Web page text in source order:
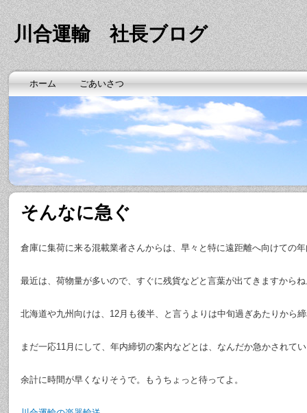
川合運輸 社長ブログ
ホーム ごあいさつ
そんなに急ぐ
倉庫に集荷に来る混載業者さんからは、早々と特に遠距離へ向けての
最近は、荷物量が多いので、すぐに残貨などと言葉が出てきますから
北海道や九州向けは、12月も後半、と言うよりは中旬過ぎあたりから
まだ一応11月にして、年内締切の案内などとは、なんだか急かされて
余計に時間が早くなりそうで。もうちょっと待ってよ。